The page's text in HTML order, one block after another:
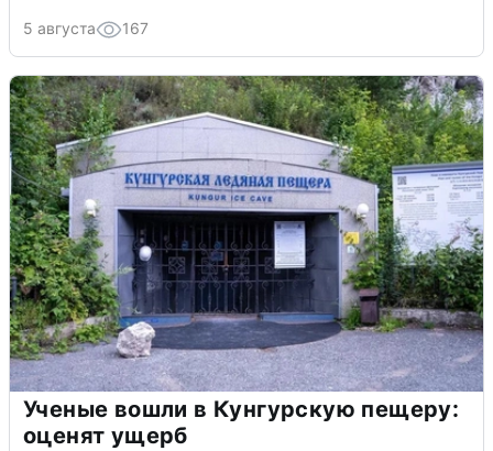
5 августа 167
Ученые вошли в Кунгурскую пещеру:
оценят ущерб